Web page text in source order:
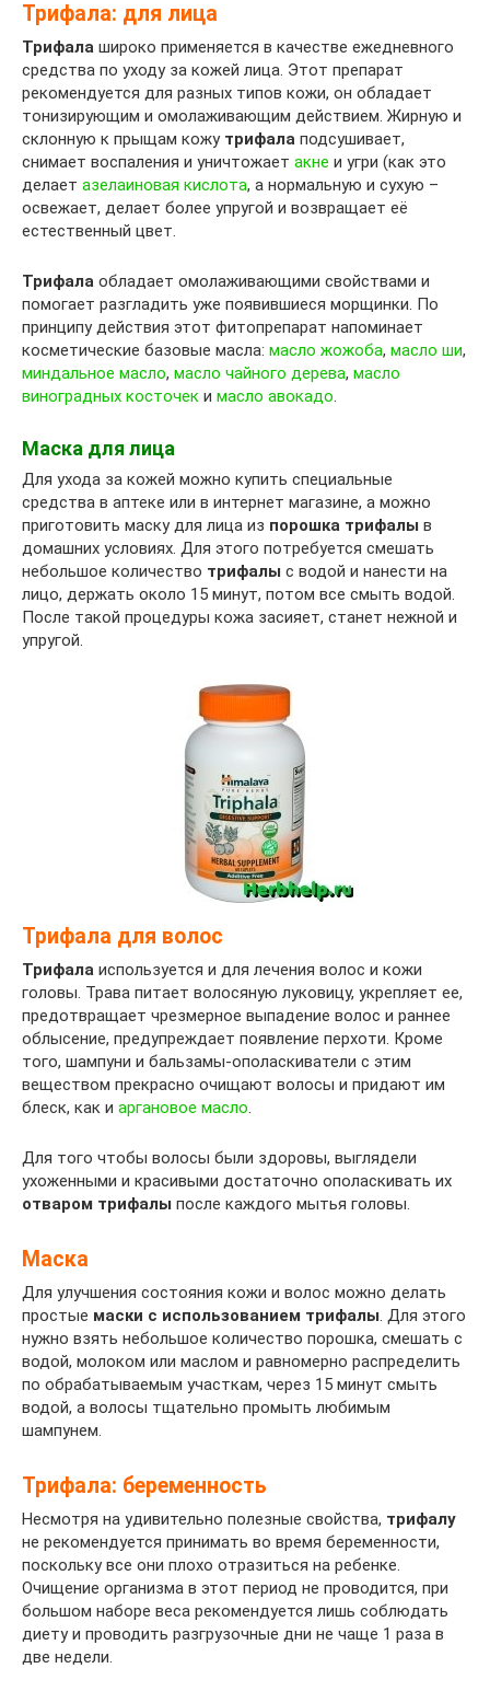
Трифала: для лица
Трифала широко применяется в качестве ежедневного
средства по уходу за кожей лица. Этот препарат
рекомендуется для разных типов кожи, он обладает
тонизирующим и омолаживающим действием. Жирную и
склонную к прыщам кожу трифала подсушивает,
снимает воспаления и уничтожает акне и угри (как это
делает азелаиновая кислота, а нормальную и сухую –
освежает, делает более упругой и возвращает её
естественный цвет.
Трифала обладает омолаживающими свойствами и
помогает разгладить уже появившиеся морщинки. По
принципу действия этот фитопрепарат напоминает
косметические базовые масла: масло жожоба, масло ши,
миндальное масло, масло чайного дерева, масло
виноградных косточек и масло авокадо.
Маска для лица
Для ухода за кожей можно купить специальные
средства в аптеке или в интернет магазине, а можно
приготовить маску для лица из порошка трифалы в
домашних условиях. Для этого потребуется смешать
небольшое количество трифалы с водой и нанести на
лицо, держать около 15 минут, потом все смыть водой.
После такой процедуры кожа засияет, станет нежной и
упругой.
Трифала для волос
Трифала используется и для лечения волос и кожи
головы. Трава питает волосяную луковицу, укрепляет ее,
предотвращает чрезмерное выпадение волос и раннее
облысение, предупреждает появление перхоти. Кроме
того, шампуни и бальзамы-ополаскиватели с этим
веществом прекрасно очищают волосы и придают им
блеск, как и аргановое масло.
Для того чтобы волосы были здоровы, выглядели
ухоженными и красивыми достаточно ополаскивать их
отваром трифалы после каждого мытья головы.
Маска
Для улучшения состояния кожи и волос можно делать
простые маски с использованием трифалы. Для этого
нужно взять небольшое количество порошка, смешать с
водой, молоком или маслом и равномерно распределить
по обрабатываемым участкам, через 15 минут смыть
водой, а волосы тщательно промыть любимым
шампунем.
Трифала: беременность
Несмотря на удивительно полезные свойства, трифалу
не рекомендуется принимать во время беременности,
поскольку все они плохо отразиться на ребенке.
Очищение организма в этот период не проводится, при
большом наборе веса рекомендуется лишь соблюдать
диету и проводить разгрузочные дни не чаще 1 раза в
две недели.